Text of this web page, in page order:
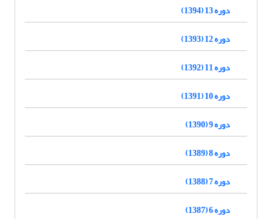
دوره 13 (1394)
دوره 12 (1393)
دوره 11 (1392)
دوره 10 (1391)
دوره 9 (1390)
دوره 8 (1389)
دوره 7 (1388)
دوره 6 (1387)